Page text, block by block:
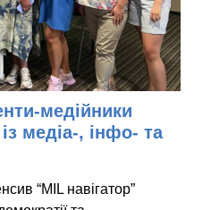
медійники
медіа-, інфо- та
“MIL навігатор”